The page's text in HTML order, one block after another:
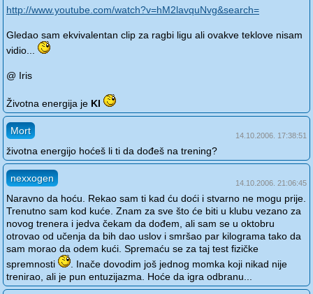
http://www.youtube.com/watch?v=hM2lavquNvg&search=
Gledao sam ekvivalentan clip za ragbi ligu ali ovakve teklove nisam
vidio...
@ Iris
Životna energija je KI
Mort 14.10.2006. 17:38:51
životna energijo hoćeš li ti da dođeš na trening?
nexxogen 14.10.2006. 21:06:45
Naravno da hoću. Rekao sam ti kad ću doći i stvarno ne mogu prije.
Trenutno sam kod kuće. Znam za sve što će biti u klubu vezano za
novog trenera i jedva čekam da dođem, ali sam se u oktobru
otrovao od učenja da bih dao uslov i smršao par kilograma tako da
sam morao da odem kući. Spremaću se za taj test fizičke
spremnosti
. Inače dovodim još jednog momka koji nikad nije
trenirao, ali je pun entuzijazma. Hoće da igra odbranu...